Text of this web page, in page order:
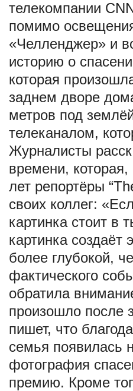
телекомпании
помимо
«Челленджер» и
историю о
которая
заднем дворе
метров под
телеканалом,
Журналисты
времени, которая,
лет репортёры
своих коллег:
картинка стоит
картинка создаёт
более глубокой,
фактического
обратила
произошло после
пишет, что
семья появилась
фотография
премию. Кроме